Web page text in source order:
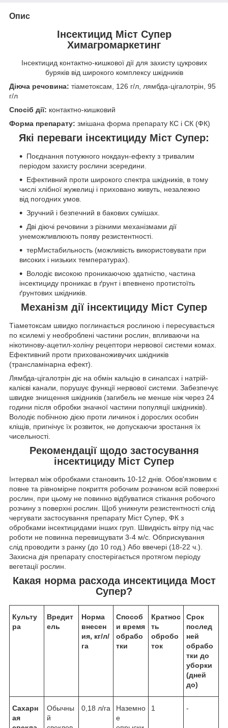
Опис
Інсектицид Міст Супер
Химагромаркетинг
Інсектицид контактно-кишкової дії для захисту цукрових
буряків від широкого комплексу шкідників
Діюча речовина: тіаметоксам, 126 г/л, лямбда-цігалотрін, 95
г/л
Спосіб дії: контактно-кишковий
Форма препарату: змішана форма препарату КС і СК (ФК)
Які переваги інсектициду Міст Супер:
Поєднання потужного нокдаун-ефекту з тривалим
періодом захисту рослини зсередини.
Ефективний проти широкого спектра шкідників, в тому
числі хлібної жужелиці і приховано живуть, незалежно
від погодних умов.
Зручний і безпечний в бакових сумішах.
Дві діючі речовини з різними механізмами дії
унеможливлюють появу резистентності.
терМистабильность (можливість використовувати при
високих і низьких температурах).
Володіє високою проникаючою здатністю, частина
інсектициду проникає в ґрунт і впевнено протистоїть
ґрунтових шкідників.
Механізм дії інсектициду Міст Супер
Тіаметоксам швидко поглинається рослиною і пересувається
по ксилемі у необроблені частини рослин, впливаючи на
нікотинову-ацетил-холіну рецептори нервової системи комах.
Ефективний проти прихованоживучих шкідників
(трансламінарна ефект).
Лямбда-цігалотрін діє на обмін кальцію в синапсах і натрій-
калієві канали, порушує функції нервової системи. Забезпечує
швидке знищення шкідників (загибель не менше ніж через 24
години після обробки значної частини популяції шкідників).
Володіє побічною дією проти личинок і дорослих особин
кліщів, пригнічує їх розвиток, не допускаючи зростання їх
чисельності.
Рекомендації щодо застосування
інсектициду Міст Супер
Інтервал між обробками становить 10-12 днів. Обов'язковим є
повне та рівномірне покриття робочим розчином всій поверхні
рослин, при цьому не повинно відбуватися стікання робочого
розчину з поверхні рослин. Щоб уникнути резистентності слід
чергувати застосування препарату Міст Супер, ФК з
обробками інсектицидами інших груп. Швидкість вітру під час
роботи не повинна перевищувати 3-4 м/с. Обприскування
слід проводити з ранку (до 10 год.) Або ввечері (18-22 ч.).
Захисна дія препарату спостерігається протягом періоду
вегетації рослин.
Какая норма расхода инсектицида Мост
Супер?
Культу
ра
Вредит
ель
Норма
внесен
ия, кг/л/
га
Способ
и время
обрабо
тки
Кратнос
ть
обробо
ток
Срок
послед
ней
обрабо
тки до
уборки
(дней
до)
Сахарн
ая
Обычны
й
0,18 л/га
Наземно
е
1 -